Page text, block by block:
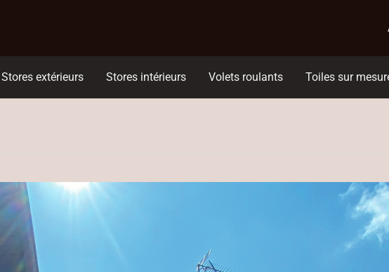
Stores extérieurs Stores intérieurs Volets roulants Toiles sur